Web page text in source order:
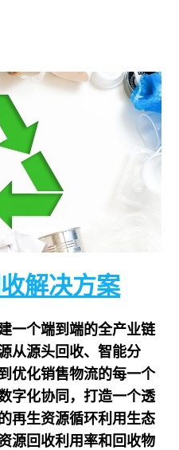
解决方案
一个端到端的全产业链
从源头回收、智能分
优化销售物流的每一个
字化协同，打造一个透
再生资源循环利用生态
源回收利用率和回收物